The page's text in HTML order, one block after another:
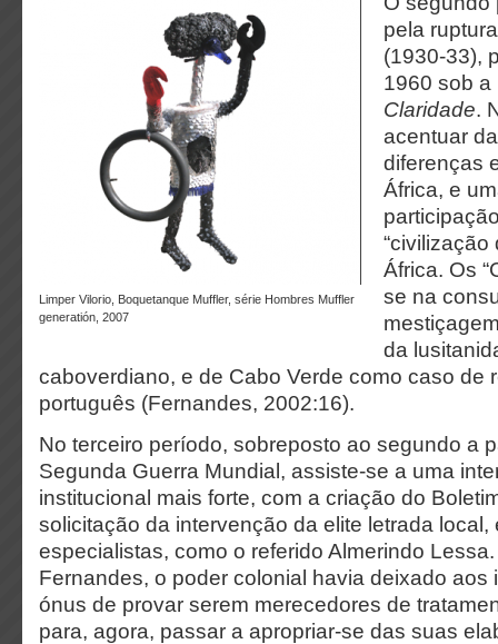
Limper Vilorio, Boquetanque Muffler, série Hombres Muffler
generatión, 2007
pela
(1930-33),
1960 sob a
Claridade.
acentuar
diferenças
África, e
“civilização
África. Os
se na
da
caboverdiano, e de Cabo Verde como caso de
português (Fernandes, 2002:16).
No terceiro período, sobreposto ao segundo a
Segunda Guerra Mundial, assiste-se a uma
institucional mais forte, com a criação do
solicitação da intervenção da elite letrada local,
especialistas, como o referido Almerindo
Fernandes, o poder colonial havia deixado aos
ónus de provar serem merecedores de
para, agora, passar a apropriar-se das suas